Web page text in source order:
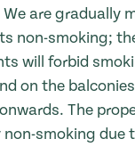
are gradually
non-smoking;
will forbid
on the
The
non-smoking due